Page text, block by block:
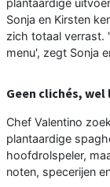
Sonja en Kirsten
zich totaal verrast.
menu', zegt Sonja
Geen clichés, wel
Chef Valentino
plantaardige
hoofdrolspeler,
noten, specerijen